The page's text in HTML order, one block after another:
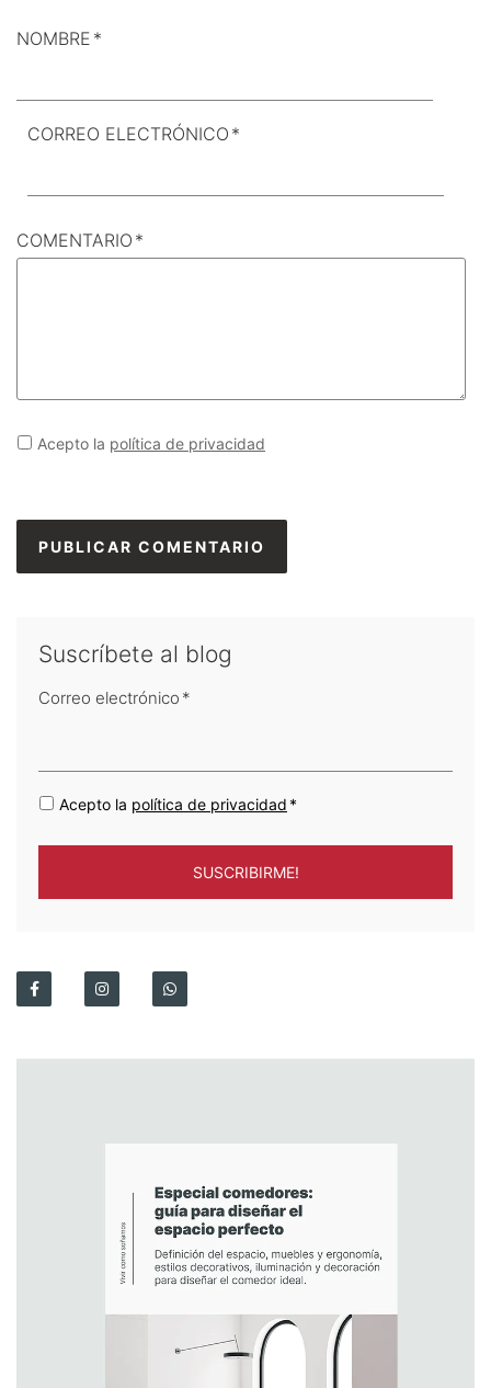
NOMBRE *
CORREO ELECTRÓNICO *
COMENTARIO *
Acepto la política de privacidad
Suscríbete al blog
Correo electrónico *
Acepto la política de privacidad *